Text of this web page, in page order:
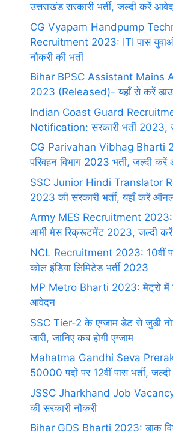
उत्तराखंड सरकारी भर्ती, जल्दी करें
CG Vyapam Handpump
Recruitment 2023: ITI पास
नौकरी की भर्ती
Bihar BPSC Assistant Mains
2023 (Released)- यहाँ से करें
Indian Coast Guard
Notification: सरकारी भर्ती
CG Parivahan Vibhag Bharti
परिवहन विभाग 2023 भर्ती, जल्दी
SSC Junior Hindi Translator
2023 की सरकारी भर्ती, यहाँ करें
Army MES Recruitment 2023:
आर्मी मेस रिक्रूटमेंट 2023, जल्दी
NCL Recruitment 2023: 10वीं
कोल इंडिया लिमिटेड भर्ती 2023
MP Metro Bharti 2023: मेट्रो में
आवेदन
SSC Tier-2 के एग्जाम डेट से जुडी
जारी, जानिए कब होगी एग्जाम
Mahatma Gandhi Seva
50000 पदों पर 12वीं पास भर्ती,
JSSC Jharkhand Job
की सरकारी नौकरी
Bihar GDS Bharti 2023: डाक